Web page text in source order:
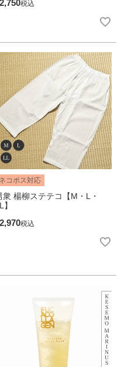
2,750税込
ネコポス対応
衆 楊柳ステテコ【M・L・
】
2,970税込